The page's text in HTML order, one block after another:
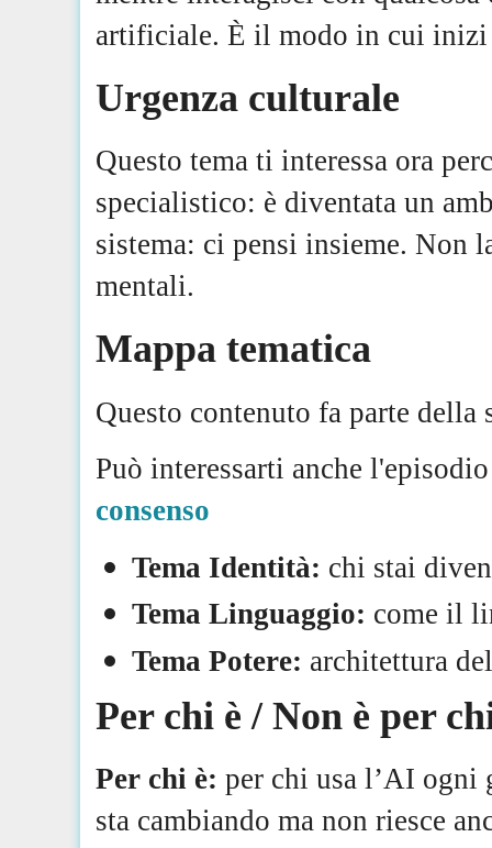
artificiale. È il modo in cui inizi
Urgenza culturale
Questo tema ti interessa ora
specialistico: è diventata un
sistema: ci pensi insieme. Non
mentali.
Mappa tematica
Questo contenuto fa parte della
Può interessarti anche
consenso
Tema Identità: chi stai
Tema Linguaggio: come il
Tema Potere: architettura
Per chi è / Non è per
Per chi è: per chi usa l’AI ogni
sta cambiando ma non riesce